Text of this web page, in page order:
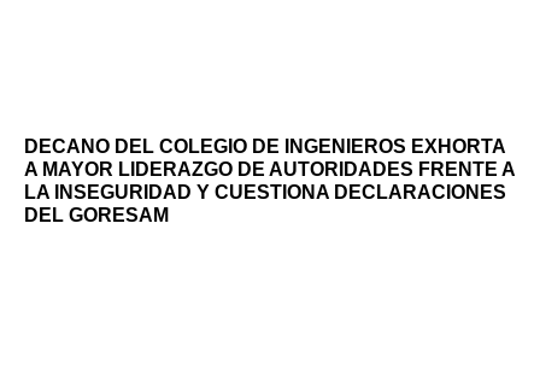
DECANO DEL COLEGIO DE INGENIEROS EXHORTA
A MAYOR LIDERAZGO DE AUTORIDADES FRENTE A
LA INSEGURIDAD Y CUESTIONA DECLARACIONES
DEL GORESAM